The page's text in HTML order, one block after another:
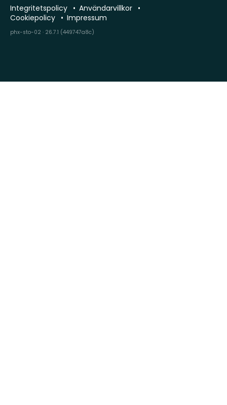
Integritetspolicy
Användarvillkor
Cookiepolicy
Impressum
phx-sto-02 · 26.7.1 (449747a8c)